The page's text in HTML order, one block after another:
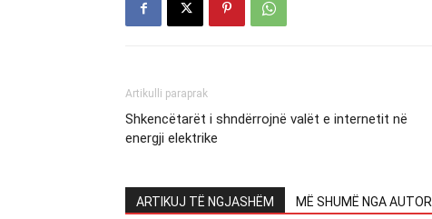
Artikulli paraprak
Shkencëtarët i shndërrojnë valët e internetit në
energji elektrike
ARTIKUJ TË NGJASHËM MË SHUMË NGA AUTORI